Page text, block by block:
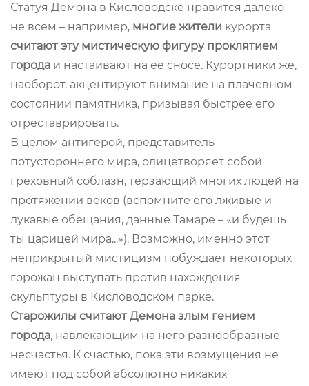
Статуя Демона в Кисловодске нравится далеко
не всем – например, многие жители курорта
считают эту мистическую фигуру проклятием
города и настаивают на её сносе. Курортники же,
наоборот, акцентируют внимание на плачевном
состоянии памятника, призывая быстрее его
отреставрировать.
В целом антигерой, представитель
потустороннего мира, олицетворяет собой
греховный соблазн, терзающий многих людей на
протяжении веков (вспомните его лживые и
лукавые обещания, данные Тамаре – «и будешь
ты царицей мира...»). Возможно, именно этот
неприкрытый мистицизм побуждает некоторых
горожан выступать против нахождения
скульптуры в Кисловодском парке.
Старожилы считают Демона злым гением
города, навлекающим на него разнообразные
несчастья. К счастью, пока эти возмущения не
имеют под собой абсолютно никаких